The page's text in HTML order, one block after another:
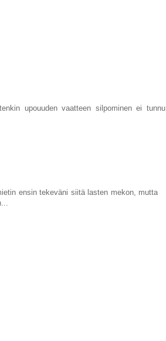
upouuden vaatteen silpominen ei tunnu
ensin tekeväni siitä lasten mekon, mutta